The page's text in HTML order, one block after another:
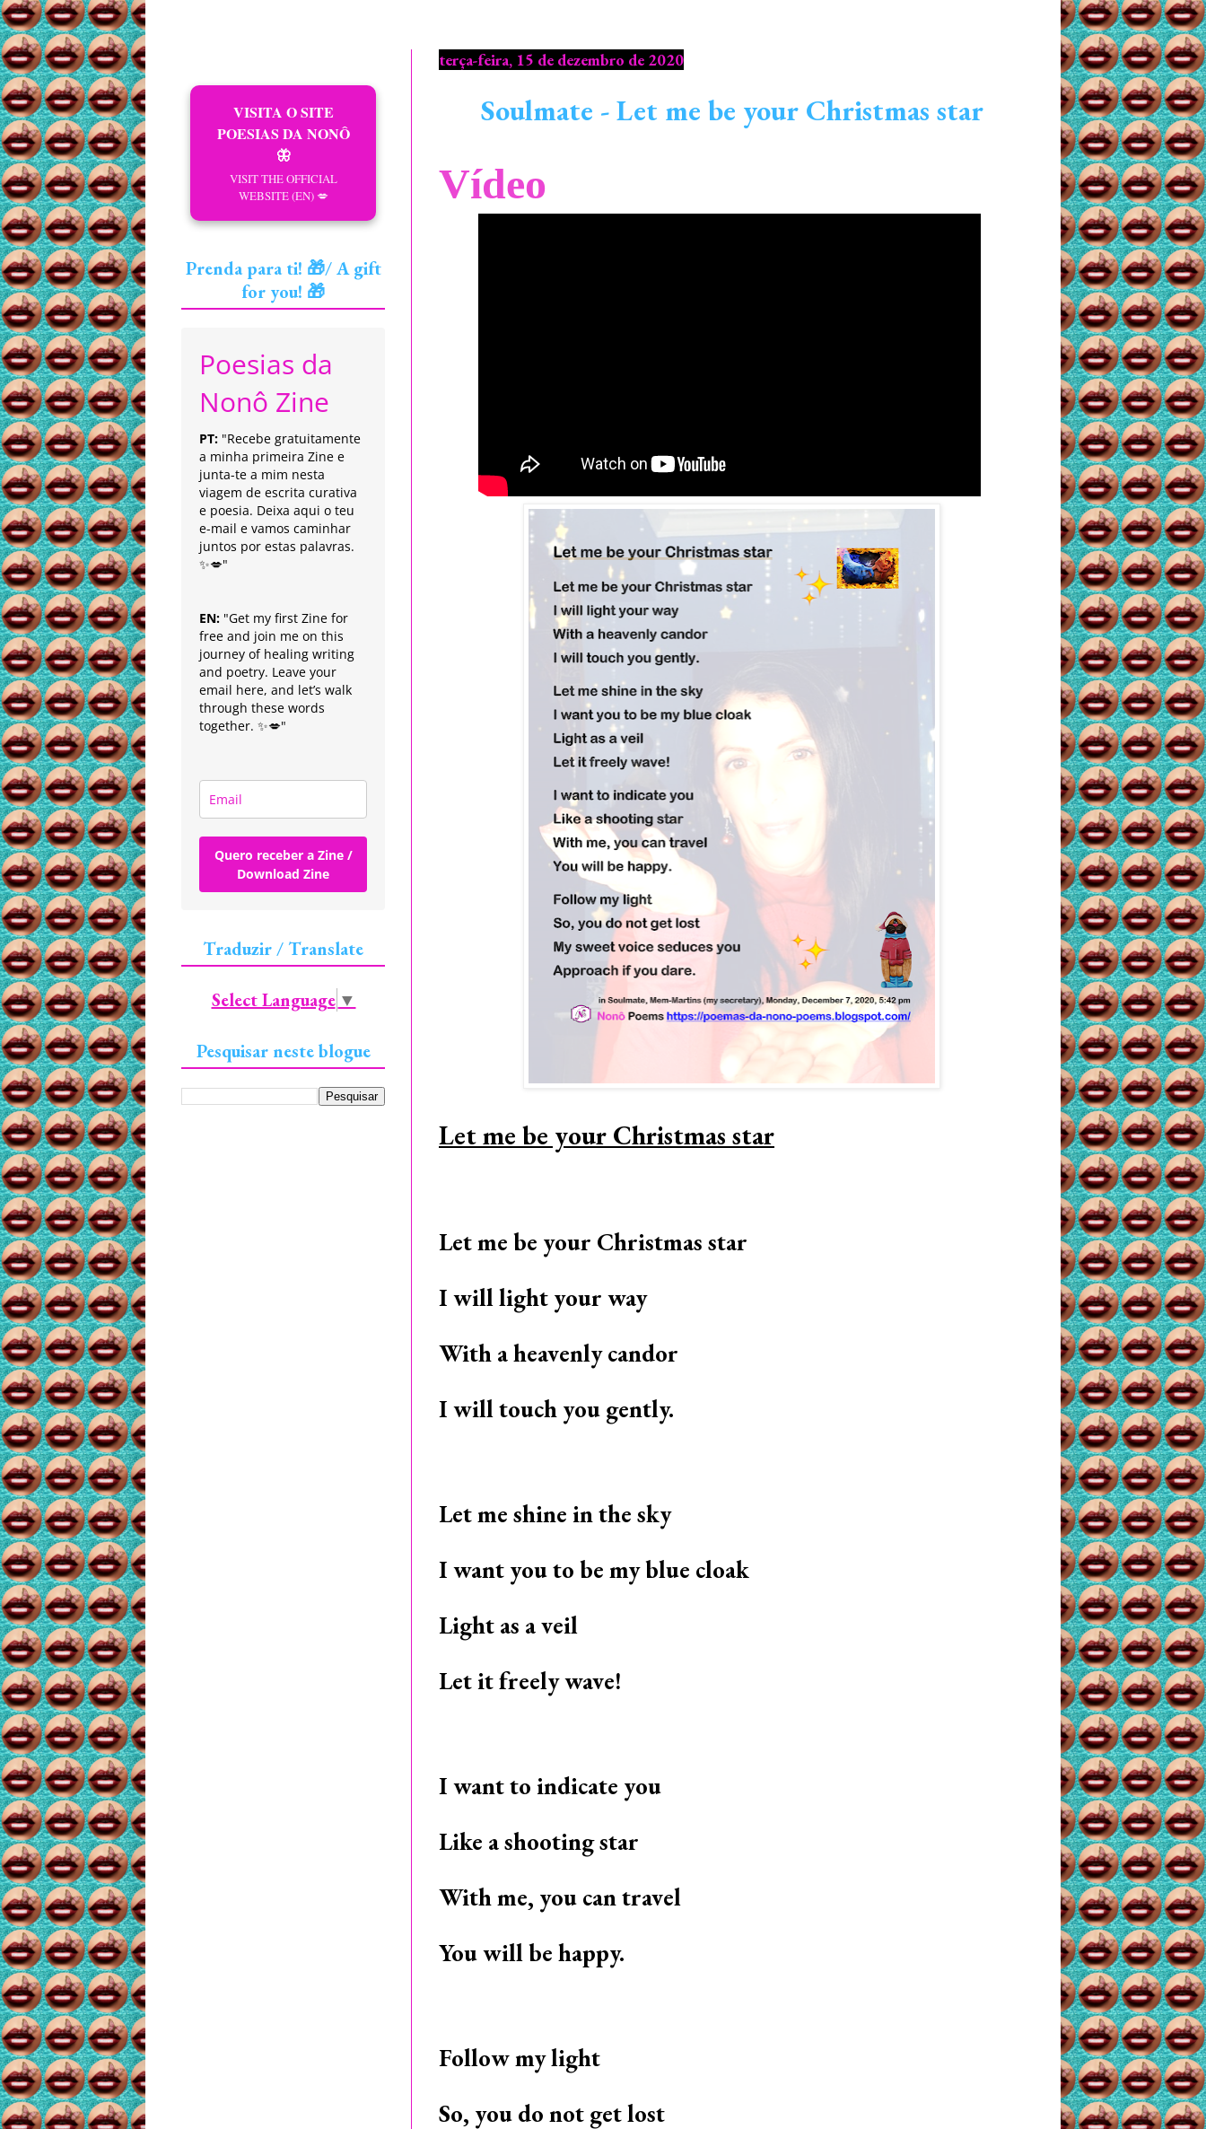
terça-feira, 15 de dezembro de 2020
Soulmate - Let me be your Christmas star
Vídeo
Let me be your Christmas star
Let me be your Christmas star
I will light your way
With a heavenly candor
I will touch you gently.
Let me shine in the sky
I want you to be my blue cloak
Light as a veil
Let it freely wave!
I want to indicate you
Like a shooting star
With me, you can travel
You will be happy.
Follow my light
So, you do not get lost
VISITA O SITE
POESIAS DA NONÔ
🦋
VISIT THE OFFICIAL
WEBSITE (EN) 💋
Prenda para ti! 🎁/ A gift
for you! 🎁
Poesias da
Nonô Zine
PT: "Recebe gratuitamente
a minha primeira Zine e
junta-te a mim nesta
viagem de escrita curativa
e poesia. Deixa aqui o teu
e-mail e vamos caminhar
juntos por estas palavras.
✨💋"
EN: "Get my first Zine for
free and join me on this
journey of healing writing
and poetry. Leave your
email here, and let’s walk
through these words
together. ✨💋"
Quero receber a Zine /
Download Zine
Traduzir / Translate
Select Language ▼
Pesquisar neste blogue